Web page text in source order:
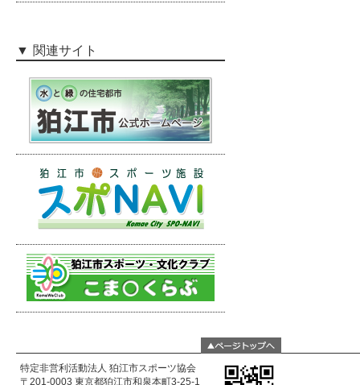
関連サイト
特定非営利活動法人 狛江市スポーツ協会
〒201-0003 東京都狛江市和泉本町3-25-1